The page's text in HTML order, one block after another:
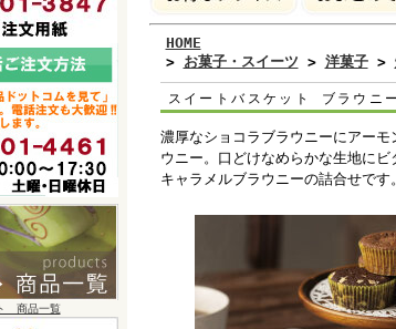
商品一覧
HOME
> お菓子・スイーツ > 洋菓子>
スイートバスケット ブラウ
濃厚なショコラブラウニーにアー
ウニー。口どけなめらかな生地に
キャラメルブラウニーの詰合せです。